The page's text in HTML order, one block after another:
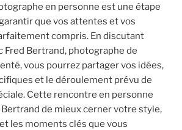
en personne est une étape
que vos attentes et vos
compris. En discutant
Bertrand, photographe de
vous pourrez partager vos idées,
et le déroulement prévu de
Cette rencontre en personne
de mieux cerner votre style,
les moments clés que vous